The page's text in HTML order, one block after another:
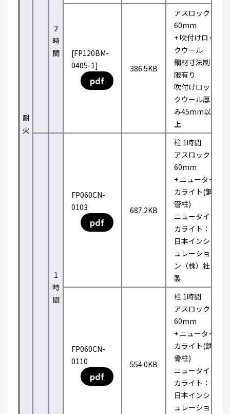
耐
火
2
時
間
[FP120BM-
0405-1]
pdf
386.5KB
アスロック
60mm
+ 吹付けロッ
クウール
鋼材寸法制
限有り
吹付けロッ
クウール厚
み45mm以
上
1
時
間
FP060CN-
0103
pdf
687.2KB
柱 1時間
アスロック
60mm
+ ニュータイ
カライト(鋼
管柱)
ニュータイ
カライト：
日本インシ
ュレーショ
ン（株）社
製
FP060CN-
0110
pdf
554.0KB
柱 1時間
アスロック
60mm
+ ニュータイ
カライト(鉄
骨柱)
ニュータイ
カライト：
日本インシ
ュレーショ